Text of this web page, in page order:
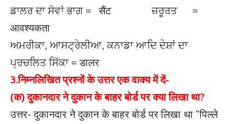
ਡਾਲਰ ਦਾ ਸੋਵਾਂ ਭਾਗ = सैंट ਜ਼ਰੂਰਤ =
आवश्यकता
ਅਮਰੀਕਾ, ਆਸਟ੍ਰੇਲੀਆ, ਕਨਾਡਾ ਆਦਿ ਦੇਸ਼ਾਂ ਦਾ
ਪ੍ਰਚਲਿਤ ਸਿੱਕਾ = डालर
3.निम्नलिखित प्रश्नों के उत्तर एक वाक्य में दें-
(क) दुकानदार ने दुकान के बाहर बोर्ड पर क्या लिखा था?
उत्तर- दुकानदार ने दुकान के बाहर बोर्ड पर लिखा था “पिल्ले